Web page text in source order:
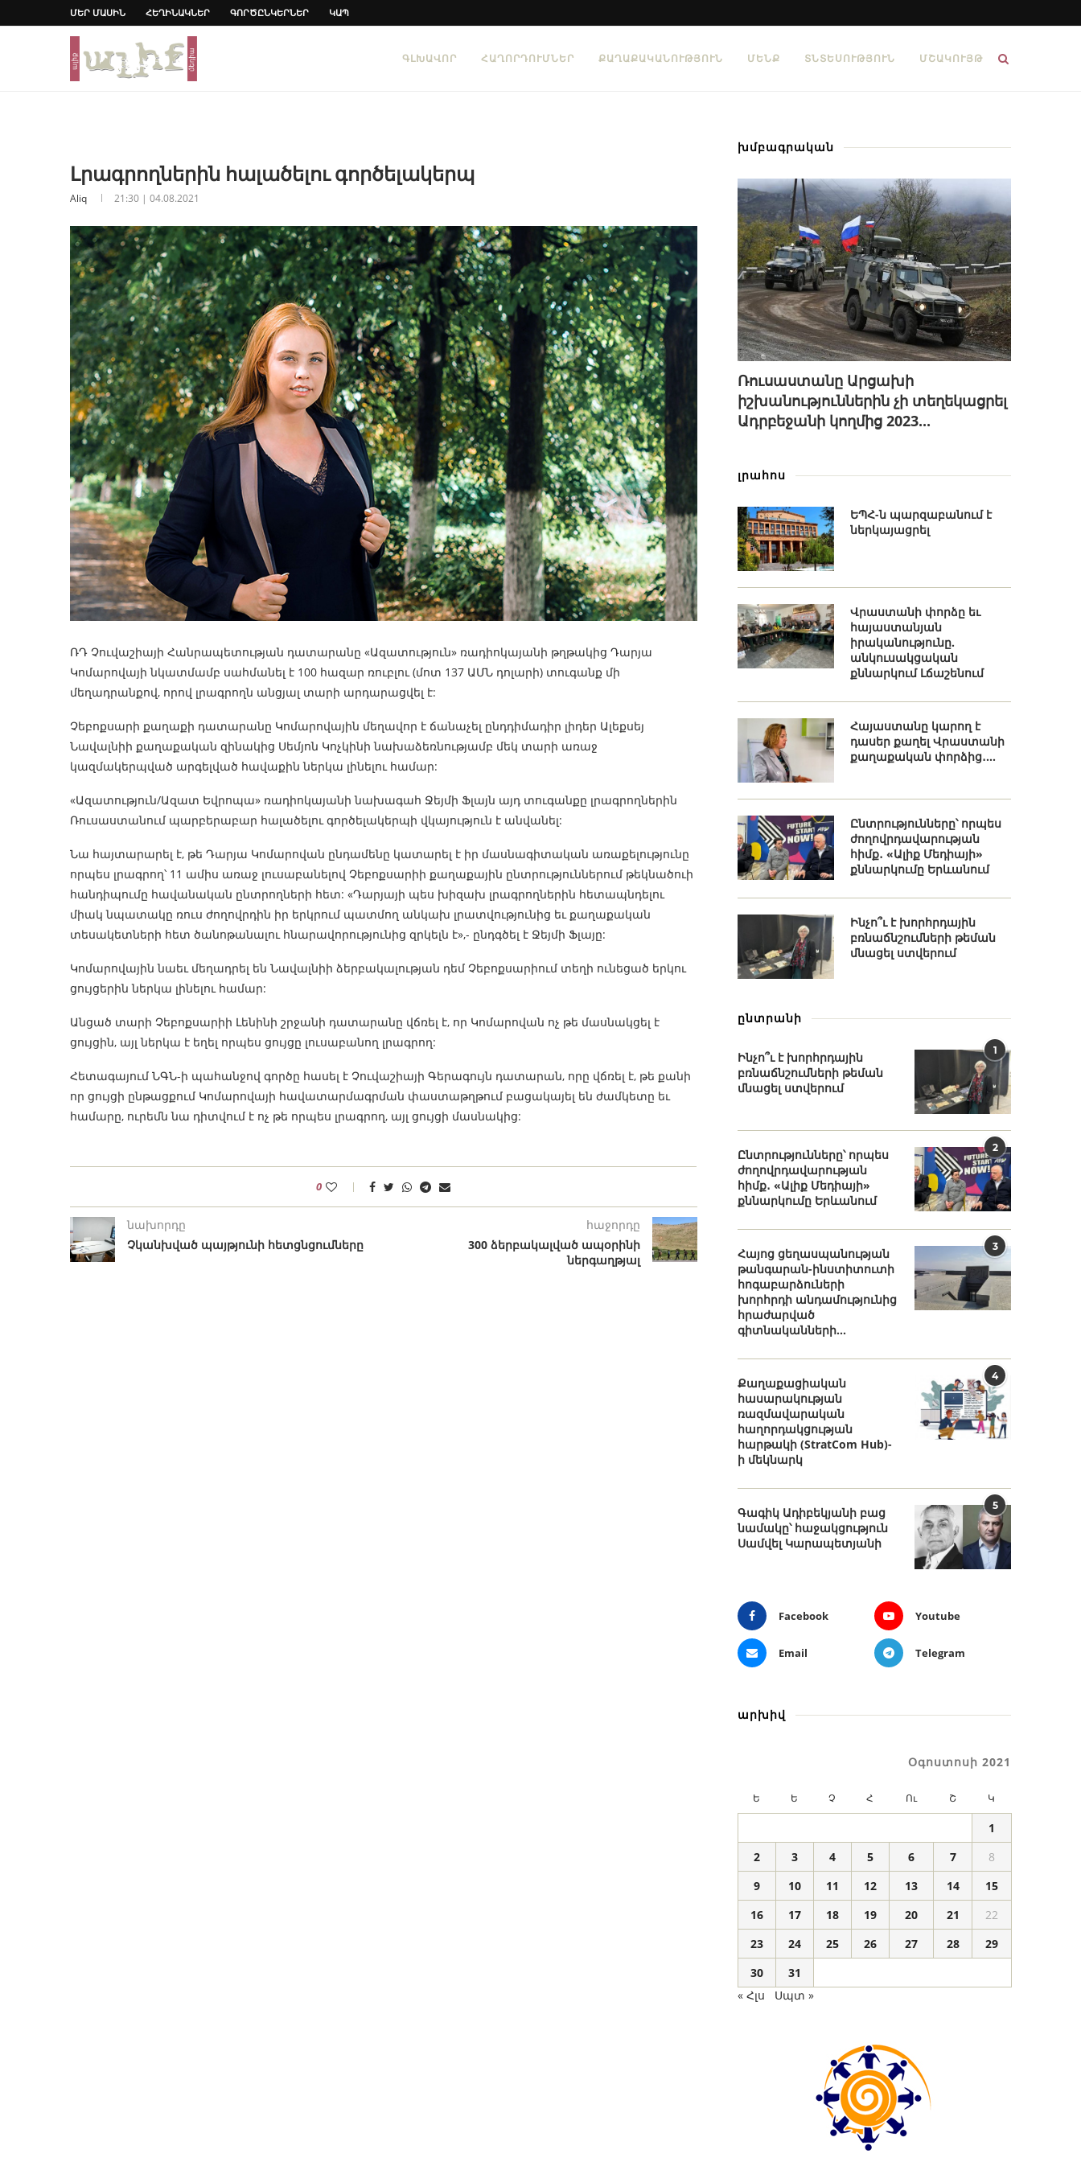
ՄԵՐ ՄԱՍԻՆ ՀԵՂԻՆԱԿՆԵՐ ԳՈՐԾԸՆԿԵՐՆԵՐ ԿԱՊ
ԳԼԽԱՎՈՐ ՀԱՂՈՐԴՈՒՄՆԵՐ ՔԱՂԱՔԱԿԱՆՈՒԹՅՈՒՆ ՄԵՆՔ ՏՆՏԵՍՈՒԹՅՈՒՆ ՄՇԱԿՈՒՅԹ
Լրագրողներին հալածելու գործելակերպ
Aliq 21:30 | 04.08.2021
ՌԴ Չուվաշիայի Հանրապետության դատարանը «Ազատություն» ռադիոկայանի թղթակից Դարյա
Կոմարովայի նկատմամբ սահմանել է 100 հազար ռուբլու (մոտ 137 ԱՄՆ դոլարի) տուգանք մի
մեղադրանքով, որով լրագրողն անցյալ տարի արդարացվել է:
Չեբոքսարի քաղաքի դատարանը Կոմարովային մեղավոր է ճանաչել ընդդիմադիր լիդեր Ալեքսեյ
Նավալնիի քաղաքական զինակից Սեմյոն Կոչկինի նախաձեռնությամբ մեկ տարի առաջ
կազմակերպված արգելված հավաքին ներկա լինելու համար:
«Ազատություն/Ազատ Եվրոպա» ռադիոկայանի նախագահ Ջեյմի Ֆլայն այդ տուգանքը լրագրողներին
Ռուսաստանում պարբերաբար հալածելու գործելակերպի վկայություն է անվանել:
Նա հայտարարել է, թե Դարյա Կոմարովան ընդամենը կատարել է իր մասնագիտական առաքելությունը
որպես լրագրող՝ 11 ամիս առաջ լուսաբանելով Չեբոքսարիի քաղաքային ընտրություններում թեկնածուի
հանդիպումը հավանական ընտրողների հետ: «Դարյայի պես խիզախ լրագրողներին հետապնդելու
միակ նպատակը ռուս ժողովրդին իր երկրում պատմող անկախ լրատվությունից եւ քաղաքական
տեսակետների հետ ծանոթանալու հնարավորությունից զրկելն է»,- ընդգծել է Ջեյմի Ֆլայը:
Կոմարովային նաեւ մեղադրել են Նավալնիի ձերբակալության դեմ Չեբոքսարիում տեղի ունեցած երկու
ցույցերին ներկա լինելու համար:
Անցած տարի Չեբոքսարիի Լենինի շրջանի դատարանը վճռել է, որ Կոմարովան ոչ թե մասնակցել է
ցույցին, այլ ներկա է եղել որպես ցույցը լուսաբանող լրագրող:
Հետագայում ՆԳՆ-ի պահանջով գործը հասել է Չուվաշիայի Գերագույն դատարան, որը վճռել է, թե քանի
որ ցույցի ընթացքում Կոմարովայի հավատարմագրման փաստաթղթում բացակայել են ժամկետը եւ
համարը, ուրեմն նա դիտվում է ոչ թե որպես լրագրող, այլ ցույցի մասնակից:
0
նախորդը
Չկանխված պայթյունի հետցնցումները
հաջորդը
300 ձերբակալված ապօրինի
ներգաղթյալ
խմբագրական
Ռուսաստանը Արցախի
իշխանություններին չի տեղեկացրել
Ադրբեջանի կողմից 2023...
լրահոս
ԵՊՀ-ն պարզաբանում է
ներկայացրել
Վրաստանի փորձը եւ
հայաստանյան
իրականությունը.
անկուսակցական
քննարկում Լճաշենում
Հայաստանը կարող է
դասեր քաղել Վրաստանի
քաղաքական փորձից․...
Ընտրությունները՝ որպես
ժողովրդավարության
հիմք․ «Ալիք Մեդիայի»
քննարկումը Երևանում
Ինչո՞ւ է խորհրդային
բռնաճնշումների թեման
մնացել ստվերում
ընտրանի
1
Ինչո՞ւ է խորհրդային
բռնաճնշումների թեման
մնացել ստվերում
2
Ընտրությունները՝ որպես
ժողովրդավարության
հիմք․ «Ալիք Մեդիայի»
քննարկումը Երևանում
3
Հայոց ցեղասպանության
թանգարան-ինստիտուտի
հոգաբարձուների
խորհրդի անդամությունից
հրաժարված
գիտնականների...
4
Քաղաքացիական
հասարակության
ռազմավարական
հաղորդակցության
հարթակի (StratCom Hub)-
ի մեկնարկ
5
Գագիկ Ադիբեկյանի բաց
նամակը՝ հաջակցություն
Սամվել Կարապետյանի
Facebook Youtube
Email Telegram
արխիվ
Օգոստոսի 2021
Ե Ե Չ Հ Ու Շ Կ
1
2
3 4 5 6 7
8
9
10 11 12 13 14
15
16
17 18 19 20 21
22
23
24 25 26 27 28
29
30
31
« Հլս
Սպտ »